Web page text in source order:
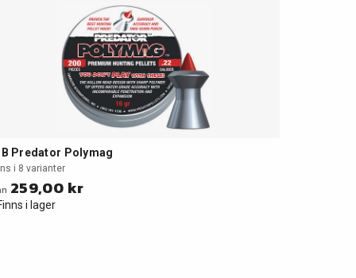
Predator Polymag
i 8 varianter
259,00 kr
i lager